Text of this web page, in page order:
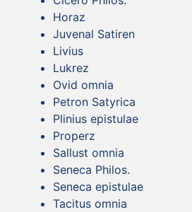
Horaz
Juvenal Satiren
Livius
Lukrez
Ovid omnia
Petron Satyrica
Plinius epistulae
Properz
Sallust omnia
Seneca Philos.
Seneca epistulae
Tacitus omnia